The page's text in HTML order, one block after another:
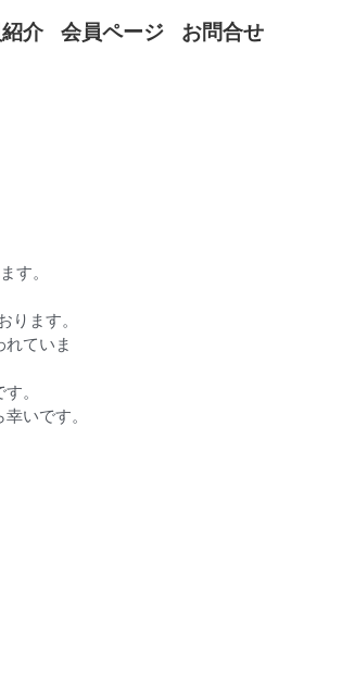
介 会員ページ お問合せ
す。
ります。
ていま
。
いです。
００）